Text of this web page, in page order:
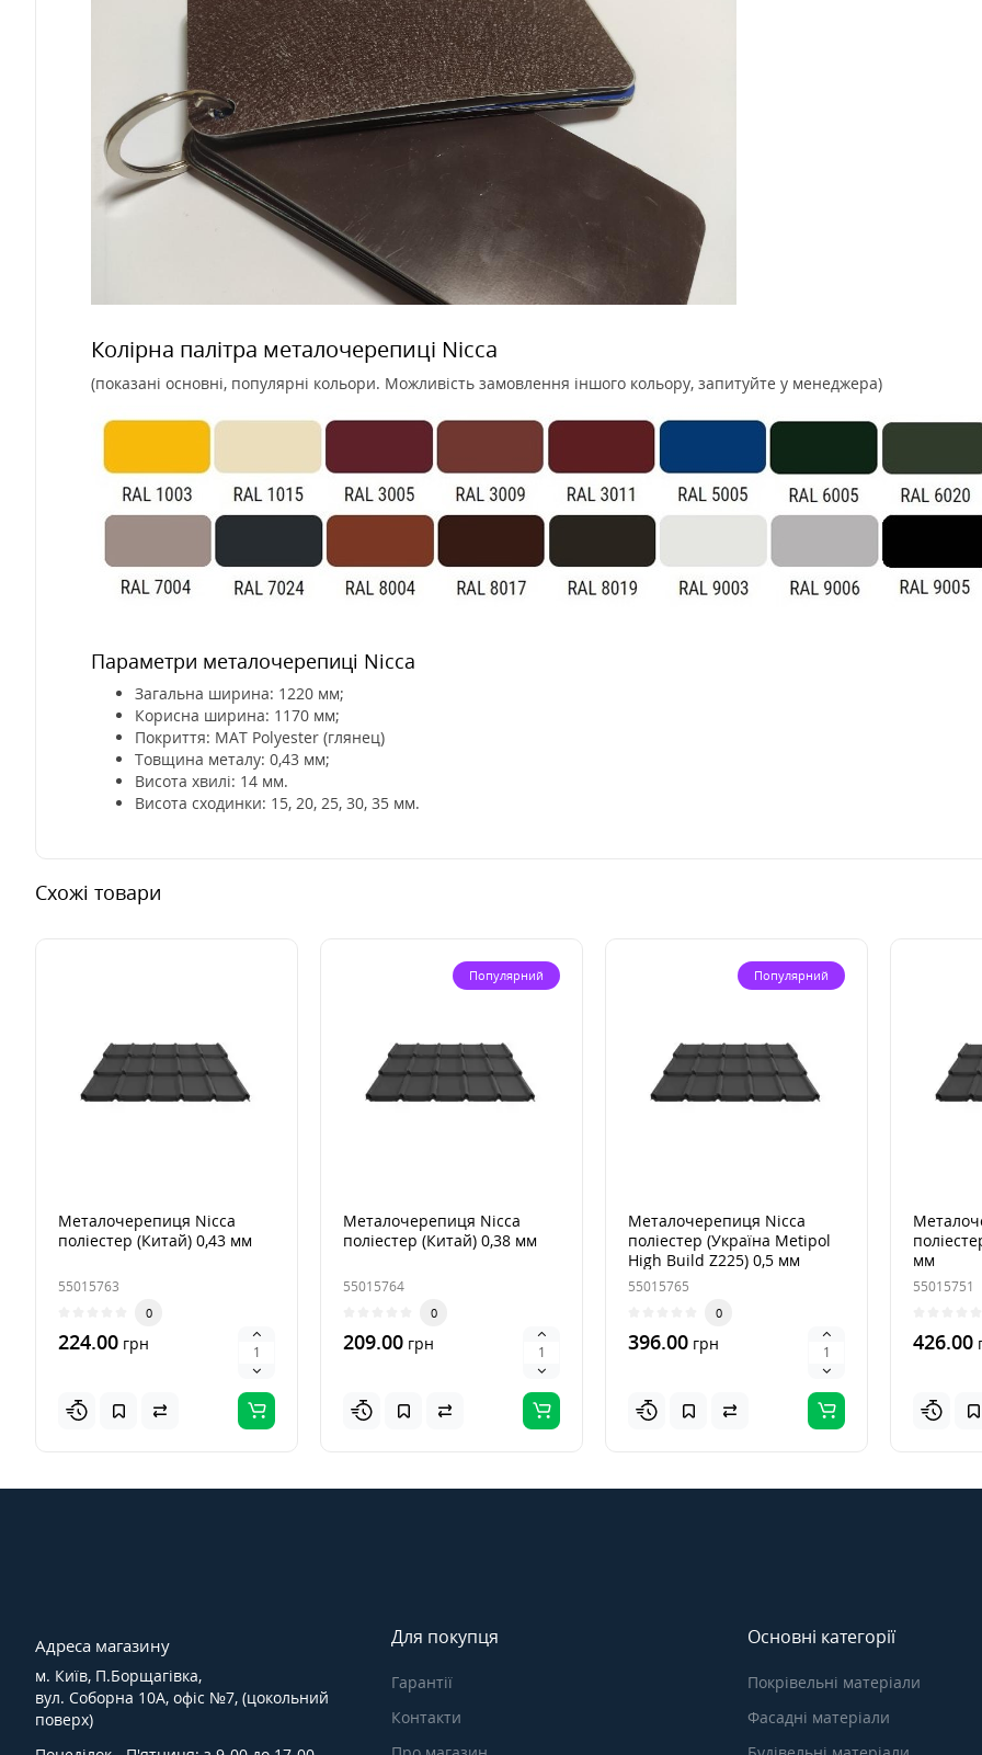
Колірна палітра металочерепиці Nicca
(показані основні, популярні кольори. Можливість замовлення іншого кольору, запитуйте у менеджера)
Параметри металочерепиці Nicca
Загальна ширина: 1220 мм;
Корисна ширина: 1170 мм;
Покриття: MAT Polyester (глянец)
Товщина металу: 0,43 мм;
Висота хвилі: 14 мм.
Висота сходинки: 15, 20, 25, 30, 35 мм.
Схожі товари
Металочерепиця Nicca
поліестер (Китай) 0,43 мм
55015763
0
224.00 грн
Популярний
Металочерепиця Nicca
поліестер (Китай) 0,38 мм
55015764
0
209.00 грн
Популярний
Металочерепиця Nicca
поліестер (Україна Metipol
High Build Z225) 0,5 мм
55015765
0
396.00 грн
мм
55015751
426.00
Адреса магазину
м. Київ, П.Борщагівка,
вул. Соборна 10А, офіс №7, (цокольний
поверх)
Для покупця
Гарантії
Контакти
Основні категорії
Покрівельні матеріали
Фасадні матеріали